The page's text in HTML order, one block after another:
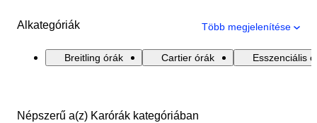
Alkategóriák Több megjelenítése
Breitling órák Cartier órák Esszenciális
Népszerű a(z) Karórák kategóriában